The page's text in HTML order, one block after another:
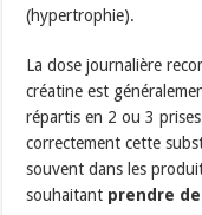
(hypertrophie).
La dose journalière
créatine est
répartis en 2 ou 3
correctement cette
souvent dans les
souhaitant prendre